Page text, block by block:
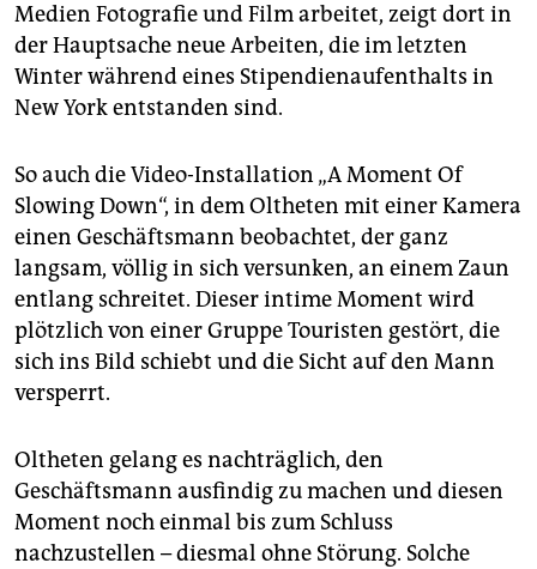
Medien Fotografie und Film arbeitet, zeigt dort in
der Hauptsache neue Arbeiten, die im letzten
Winter während eines Stipendienaufenthalts in
New York entstanden sind.
So auch die Video-Installation „A Moment Of
Slowing Down“, in dem Oltheten mit einer Kamera
einen Geschäftsmann beobachtet, der ganz
langsam, völlig in sich versunken, an einem Zaun
entlang schreitet. Dieser intime Moment wird
plötzlich von einer Gruppe Touristen gestört, die
sich ins Bild schiebt und die Sicht auf den Mann
versperrt.
Oltheten gelang es nachträglich, den
Geschäftsmann ausfindig zu machen und diesen
Moment noch einmal bis zum Schluss
nachzustellen – diesmal ohne Störung. Solche